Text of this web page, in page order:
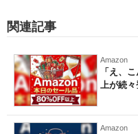
関連記事
Amazon
「え、
上が続
Amazon